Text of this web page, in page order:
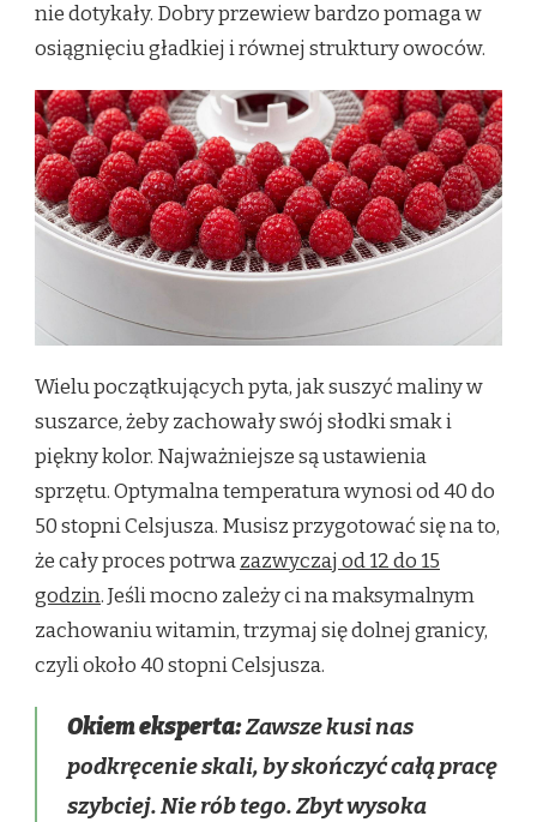
nie dotykały. Dobry przewiew bardzo pomaga w
osiągnięciu gładkiej i równej struktury owoców.
Wielu początkujących pyta, jak suszyć maliny w
suszarce, żeby zachowały swój słodki smak i
piękny kolor. Najważniejsze są ustawienia
sprzętu. Optymalna temperatura wynosi od 40 do
50 stopni Celsjusza. Musisz przygotować się na to,
że cały proces potrwazazwyczaj od 12 do 15
godzin. Jeśli mocno zależy ci na maksymalnym
zachowaniu witamin, trzymaj się dolnej granicy,
czyli około 40 stopni Celsjusza.
Okiem eksperta:Zawsze kusi nas
podkręcenie skali, by skończyć całą pracę
szybciej. Nie rób tego. Zbyt wysoka